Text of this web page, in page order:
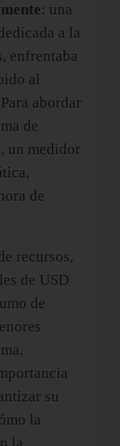
: una
a la
enfrentaba
al
abordar
de
un medidor
de
recursos,
de USD
de
su
la